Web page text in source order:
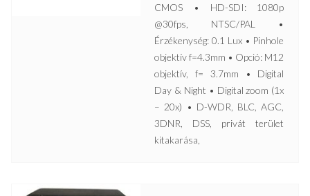
CMOS • HD-SDI: 1080p
@30fps, NTSC/PAL •
Érzékenység: 0.1 Lux • Pinhole
objektív f=4.3mm • Opció: M12
objektív, f= 3.7mm • Digital
Day & Night • Digital zoom (1x
– 20x) • D-WDR, BLC, AGC,
3DNR, DSS, privát terület
kitakarása,